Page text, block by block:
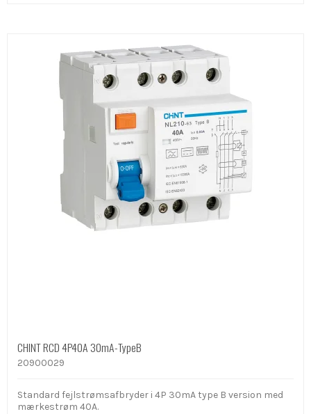
CHINT RCD 4P40A 30mA-TypeB
20900029
Standard fejlstrømsafbryder i 4P 30mA type B version med
mærkestrøm 40A.